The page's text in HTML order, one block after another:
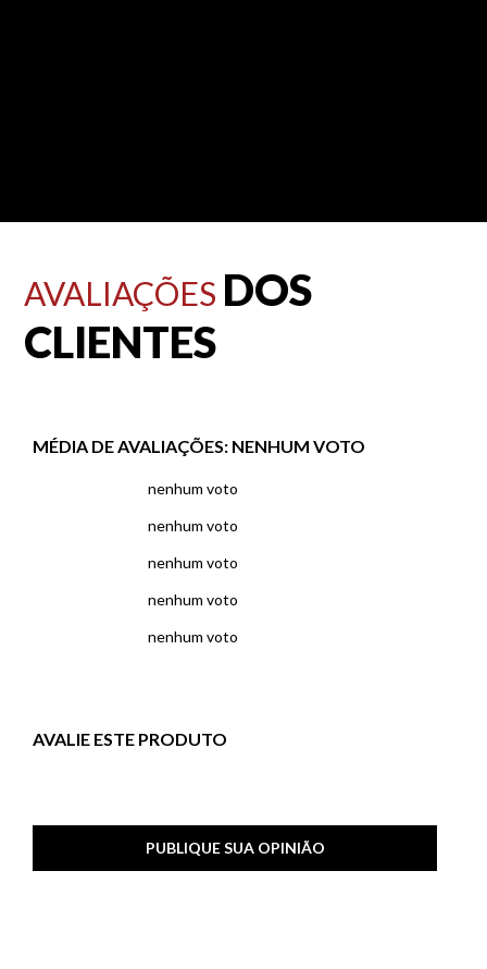
AVALIAÇÕES DOS
CLIENTES
MÉDIA DE AVALIAÇÕES: NENHUM VOTO
nenhum voto
nenhum voto
nenhum voto
nenhum voto
nenhum voto
AVALIE ESTE PRODUTO
PUBLIQUE SUA OPINIÃO